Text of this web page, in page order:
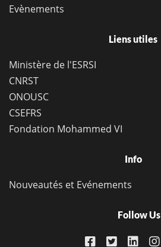
Evènements
Liens utiles
Ministère de l'ESRSI
CNRST
ONOUSC
CSEFRS
Fondation Mohammed VI
Info
Nouveautés et Evénements
Follow Us